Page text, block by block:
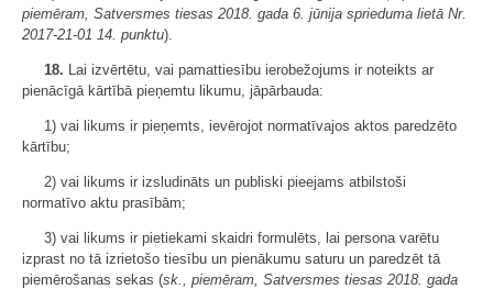
piemēram, Satversmes tiesas 2018. gada 6. jūnija sprieduma lietā Nr.
2017-21-01 14. punktu).
18. Lai izvērtētu, vai pamattiesību ierobežojums ir noteikts ar
pienācīgā kārtībā pieņemtu likumu, jāpārbauda:
1) vai likums ir pieņemts, ievērojot normatīvajos aktos paredzēto
kārtību;
2) vai likums ir izsludināts un publiski pieejams atbilstoši
normatīvo aktu prasībām;
3) vai likums ir pietiekami skaidri formulēts, lai persona varētu
izprast no tā izrietošo tiesību un pienākumu saturu un paredzēt tā
piemērošanas sekas (sk., piemēram, Satversmes tiesas 2018. gada